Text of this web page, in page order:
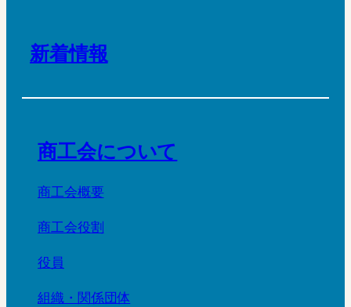
新着情報
商工会について
商工会概要
商工会役割
役員
組織・関係団体